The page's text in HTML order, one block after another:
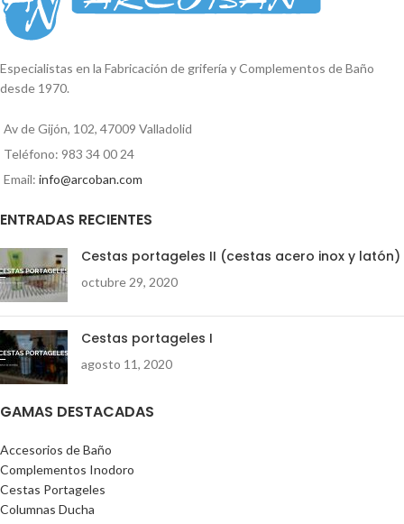
enmascarando otros olores que
son atractivos para los insectos y de
esta forma el insecto no se acerca.
Las Esencias se diluyen en agua sin
de esencia por depósito de 120 ml
de agua.
jengibre y vainilla.
Especialistas en la Fabricación de grifería y Complementos de Baño
desde 1970.
Av de Gijón, 102, 47009 Valladolid
Teléfono: 983 34 00 24
Email: info@arcoban.com
ENTRADAS RECIENTES
Cestas portageles II (cestas acero inox y latón)
octubre 29, 2020
Cestas portageles I
agosto 11, 2020
GAMAS DESTACADAS
Accesorios de Baño
Complementos Inodoro
Cestas Portageles
Columnas Ducha